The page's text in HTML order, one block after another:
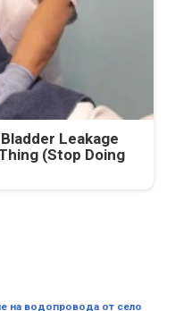
Leakage
(Stop Doing
на водопровода от село